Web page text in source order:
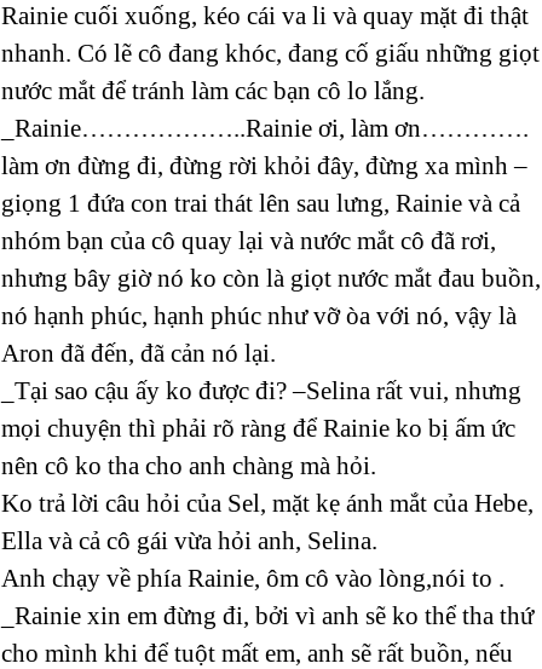
Rainie cuối xuống, kéo cái va li và quay mặt đi thật
nhanh. Có lẽ cô đang khóc, đang cố giấu những giọt
nước mắt để tránh làm các bạn cô lo lắng.
_Rainie………………..Rainie ơi, làm ơn………….
làm ơn đừng đi, đừng rời khỏi đây, đừng xa mình –
giọng 1 đứa con trai thát lên sau lưng, Rainie và cả
nhóm bạn của cô quay lại và nước mắt cô đã rơi,
nhưng bây giờ nó ko còn là giọt nước mắt đau buồn,
nó hạnh phúc, hạnh phúc như vỡ òa với nó, vậy là
Aron đã đến, đã cản nó lại.
_Tại sao cậu ấy ko được đi? –Selina rất vui, nhưng
mọi chuyện thì phải rõ ràng để Rainie ko bị ấm ức
nên cô ko tha cho anh chàng mà hỏi.
Ko trả lời câu hỏi của Sel, mặt kẹ ánh mắt của Hebe,
Ella và cả cô gái vừa hỏi anh, Selina.
Anh chạy về phía Rainie, ôm cô vào lòng,nói to .
_Rainie xin em đừng đi, bởi vì anh sẽ ko thể tha thứ
cho mình khi để tuột mất em, anh sẽ rất buồn, nếu